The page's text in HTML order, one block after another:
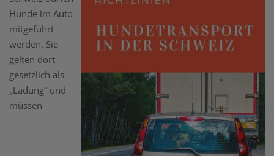
Hunde im Auto
mitgeführt
werden. Sie
gelten dort
gesetzlich als
„Ladung“ und
müssen